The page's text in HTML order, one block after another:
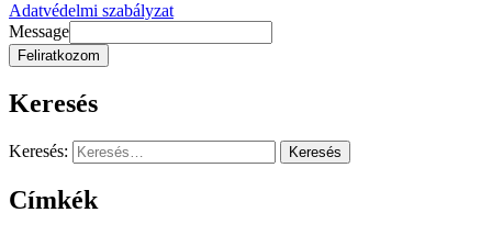
Adatvédelmi szabályzat
Message
Feliratkozom
Keresés
Keresés:
Címkék